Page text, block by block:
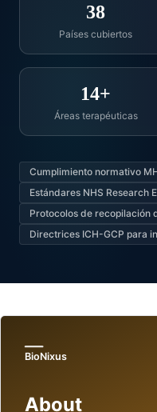
38
Países cubiertos
14+
Áreas terapéuticas
Cumplimiento normativo
Estándares NHS Research
Protocolos de recopilación
Directrices ICH-GCP para